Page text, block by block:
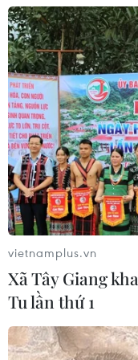
06/08/2026 03:47
Mưa lớn kéo dài
15 tỷ đồng tại
06/08/2026 03:03
Quảng Trị ưu tiên
hệ thống xử lý
nghiệp
phục vụ người
vietnamplus.vn
Xã Tây Giang
Tu lần thứ 1